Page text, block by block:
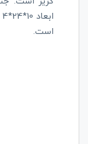
است.